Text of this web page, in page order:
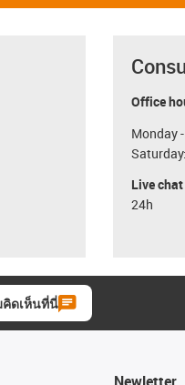
Office
Monday
Live chat
24h
ดเห็นที่นี่